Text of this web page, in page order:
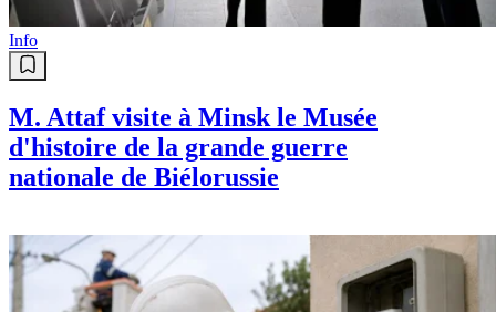
Info
M. Attaf visite à Minsk le Musée
d'histoire de la grande guerre
nationale de Biélorussie